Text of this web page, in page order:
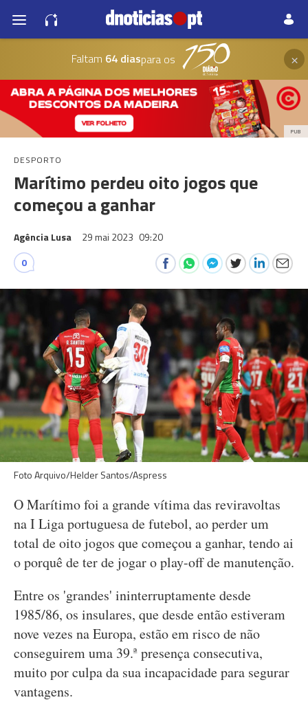
Faltam 64 diaspara os ×
PUB
DESPORTO
Marítimo perdeu oito jogos que
começou a ganhar
Agência Lusa 29 mai 2023 09:20
0
Foto Arquivo/Helder Santos/Aspress
O Marítimo foi a grande vítima das reviravoltas
na I Liga portuguesa de futebol, ao perder um
total de oito jogos que começou a ganhar, tendo ai
o porquê de ter de jogar o play-off de manutenção.
Entre os 'grandes' ininterruptamente desde
1985/86, os insulares, que desde então estiveram
nove vezes na Europa, estão em risco de não
conseguirem uma 39.ª presença consecutiva,
muito por culpa da sua incapacidade para segurar
vantagens.